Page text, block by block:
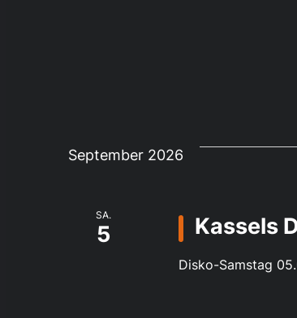
September 2026
SA.
5 Kassels
Disko-Samstag